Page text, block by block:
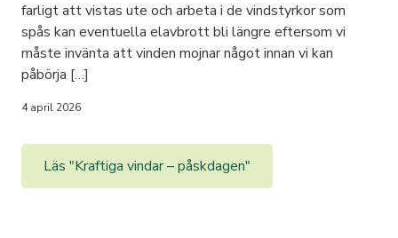
farligt att vistas ute och arbeta i de vindstyrkor som
spås kan eventuella elavbrott bli längre eftersom vi
måste invänta att vinden mojnar något innan vi kan
påbörja […]
4 april 2026
Läs "Kraftiga vindar – påskdagen"